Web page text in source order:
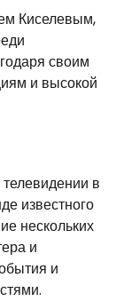
Киселевым,
своим
и высокой
в
известного
нескольких
и
и